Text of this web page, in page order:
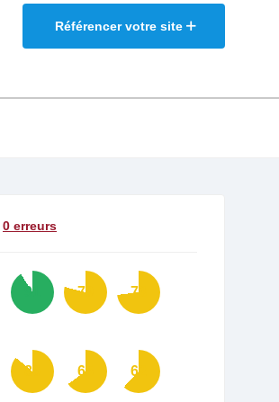
Référencer votre site
0 erreurs
91 79 73
86 65 62